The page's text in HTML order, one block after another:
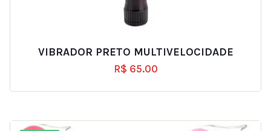
VIBRADOR PRETO MULTIVELOCIDADE
R$ 65.00